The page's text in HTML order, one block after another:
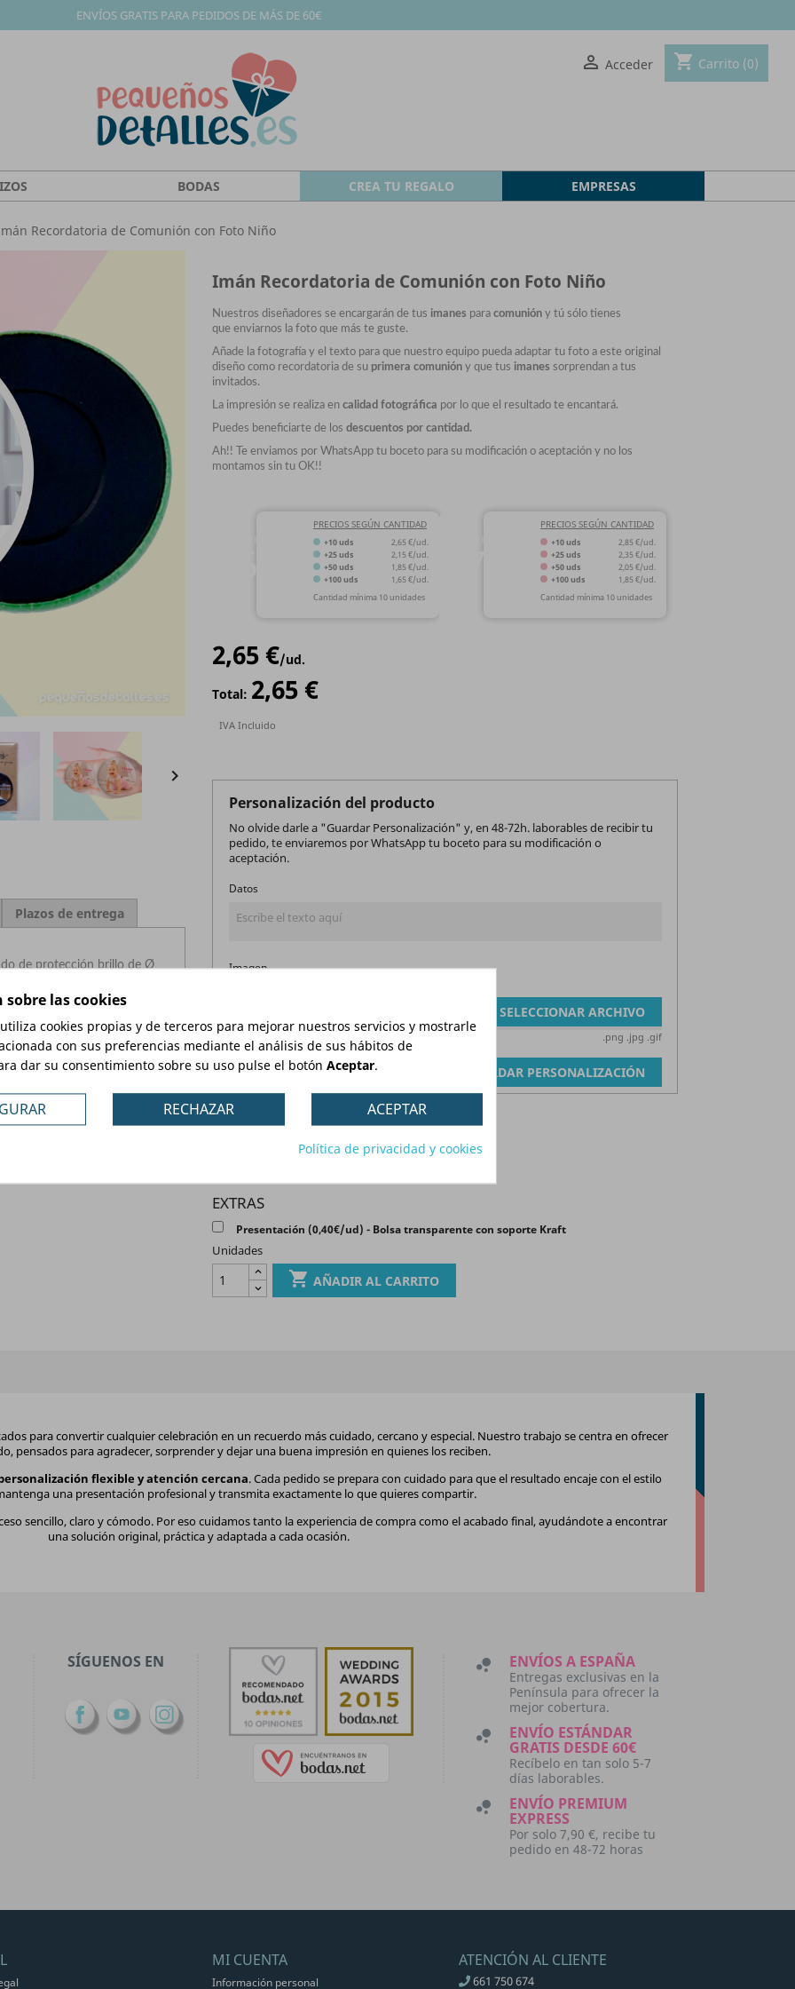
ENVÍOS GRATIS PARA PEDIDOS DE MÁS DE 60€
 Acceder shopping_cart Carrito (0)
BODAS CREA TU REGALO EMPRESAS
Recordatoria de Comunión con Foto Niño

Plazos de entrega
de protección brillo de Ø
kraft y mensaje de
colocados dentro de las
Imán Recordatoria de Comunión con Foto Niño
Nuestros diseñadores se encargarán de tus imanes para comunión y tú sólo tienes
que enviarnos la foto que más te guste.
Añade la fotografía y el texto para que nuestro equipo pueda adaptar tu foto a este original
diseño como recordatoria de su primera comunión y que tus imanes sorprendan a tus
invitados.
La impresión se realiza en calidad fotográfica por lo que el resultado te encantará.
Puedes beneficiarte de los descuentos por cantidad.
Ah!! Te enviamos por WhatsApp tu boceto para su modificación o aceptación y no los
montamos sin tu OK!!
2,65 €/ud.
Total: 2,65 €
PRECIOS SEGÚN CANTIDAD
+10 uds
2,65 €/ud.
+25 uds
2,15 €/ud.
+50 uds
1,85 €/ud.
+100 uds
1,65 €/ud.
Cantidad mínima 10 unidades
PRECIOS SEGÚN CANTIDAD
+10 uds
2,85 €/ud.
+25 uds
2,35 €/ud.
+50 uds
2,05 €/ud.
+100 uds
1,85 €/ud.
Cantidad mínima 10 unidades
IVA Incluido
EXTRAS
Presentación (0,40€/ud) - Bolsa transparente con soporte Kraft
Unidades
 AÑADIR AL CARRITO
Personalización del producto
No olvide darle a "Guardar Personalización" y, en 48-72h. laborables de recibir tu
pedido, te enviaremos por WhatsApp tu boceto para su modificación o
aceptación.
Datos
Imagen
SELECCIONAR ARCHIVO
.png .jpg .gif
GUARDAR PERSONALIZACIÓN
para convertir cualquier celebración en un recuerdo más cuidado, cercano y especial. Nuestro trabajo se centra en ofrecer
pensados para agradecer, sorprender y dejar una buena impresión en quienes los reciben.
flexible y atención cercana. Cada pedido se prepara con cuidado para que el resultado encaje con el estilo
una presentación profesional y transmita exactamente lo que quieres compartir.
sencillo, claro y cómodo. Por eso cuidamos tanto la experiencia de compra como el acabado final, ayudándote a encontrar
una solución original, práctica y adaptada a cada ocasión.
SÍGUENOS EN
Facebook YouTube Instagram
bubble_chart ENVÍOS A ESPAÑA
Entregas exclusivas en la
Península para ofrecer la
mejor cobertura.
bubble_chart ENVÍO ESTÁNDAR
GRATIS DESDE 60€
Recíbelo en tan solo 5-7
días laborables.
bubble_chart ENVÍO PREMIUM
EXPRESS
Por solo 7,90 €, recibe tu
pedido en 48-72 horas
MI CUENTA
Información personal
ATENCIÓN AL CLIENTE
661 750 674
las cookies
cookies propias y de terceros para mejorar nuestros servicios y mostrarle
con sus preferencias mediante el análisis de sus hábitos de
dar su consentimiento sobre su uso pulse el botón Aceptar.
RECHAZAR ACEPTAR
Política de privacidad y cookies